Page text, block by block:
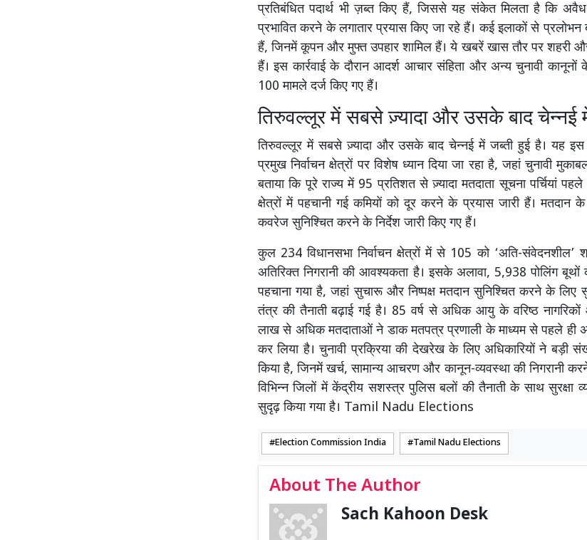
प्रतिबंधित पदार्थ भी ज़ब्त किए हैं, जिससे यह संकेत मिलता है कि
प्रभावित करने के लगातार प्रयास किए जा रहे हैं। कई इलाकों से
हैं, जिनमें कूपन और मुफ्त उपहार शामिल हैं। ये खबरें खास तौर पर शहरी
हैं। इस कार्रवाई के दौरान आदर्श आचार संहिता और अन्य चुनावी
100 मामले दर्ज किए गए हैं।
तिरुवल्लूर में सबसे ज़्यादा और उसके बाद चेन्नई
तिरुवल्लूर में सबसे ज़्यादा और उसके बाद चेन्नई में जब्ती हुई है। यह
प्रमुख निर्वाचन क्षेत्रों पर विशेष ध्यान दिया जा रहा है, जहां चुनावी
बताया कि पूरे राज्य में 95 प्रतिशत से ज़्यादा मतदाता सूचना पर्चियां
क्षेत्रों में पहचानी गई कमियों को दूर करने के प्रयास जारी हैं। मतदान
कवरेज सुनिश्चित करने के निर्देश जारी किए गए हैं।
कुल 234 विधानसभा निर्वाचन क्षेत्रों में से 105 को ‘अति-संवेदनशील’
अतिरिक्त निगरानी की आवश्यकता है। इसके अलावा, 5,938 पोलिंग
पहचाना गया है, जहां सुचारू और निष्पक्ष मतदान सुनिश्चित करने के लिए
तंत्र की तैनाती बढ़ाई गई है। 85 वर्ष से अधिक आयु के वरिष्ठ नागरिकों
लाख से अधिक मतदाताओं ने डाक मतपत्र प्रणाली के माध्यम से पहले ही
कर लिया है। चुनावी प्रक्रिया की देखरेख के लिए अधिकारियों ने बड़ी
किया है, जिनमें खर्च, सामान्य आचरण और कानून-व्यवस्था की निगरानी करने
विभिन्न जिलों में केंद्रीय सशस्त्र पुलिस बलों की तैनाती के साथ सुरक्षा
सुदृढ़ किया गया है। Tamil Nadu Elections
Election Commission India Tamil Nadu Elections
About The Author
Sach Kahoon Desk